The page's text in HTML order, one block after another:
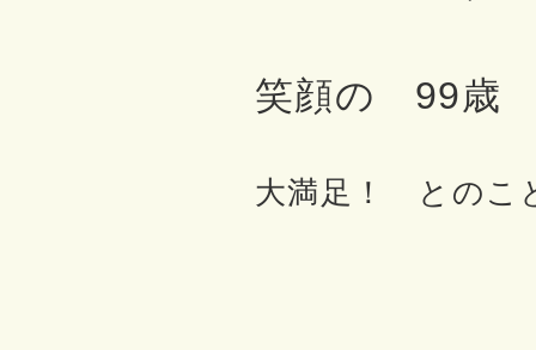
笑顔の 99歳
大満足！ とのこ